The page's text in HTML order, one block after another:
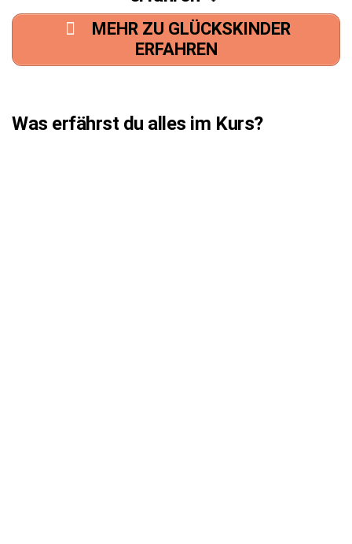
MEHR ZU GLÜCKSKINDER
ERFAHREN
Was erfährst du alles im Kurs?